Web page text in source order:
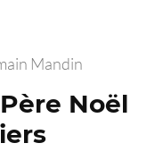
Mandin
Noël